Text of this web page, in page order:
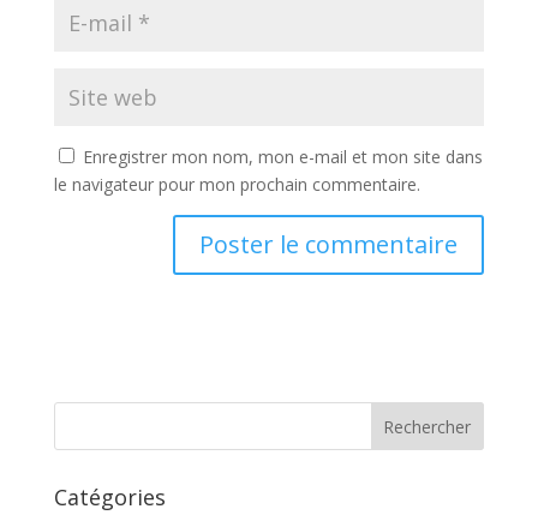
Enregistrer mon nom, mon e-mail et mon site dans
le navigateur pour mon prochain commentaire.
Catégories